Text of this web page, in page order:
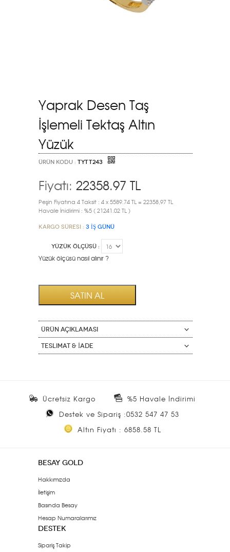
Yaprak Desen Taş
İşlemeli Tektaş Altın
Yüzük
ÜRÜN KODU : TYTT243
Fiyatı: 22358.97 TL
Peşin Fiyatına 4 Taksit : 4 x 5589.74 TL = 22358,97 TL
Havale İnidirimi : %5 ( 21241.02 TL )
Kargo Süresi : 3 İŞ GÜNÜ
YÜZÜK ÖLÇÜSÜ :
Yüzük ölçüsü nasıl alınır ?
ÜRÜN AÇIKLAMASI
Teslimat & İade
Ücretsiz Kargo
%5 Havale İndirimi
Destek ve Sipariş :0532 547 47 53
Altın Fiyatı : 6858.58 TL
BESAY GOLD
Hakkımızda
İletişim
Basında Besay
Hesap Numaralarımız
DESTEK
Sipariş Takip